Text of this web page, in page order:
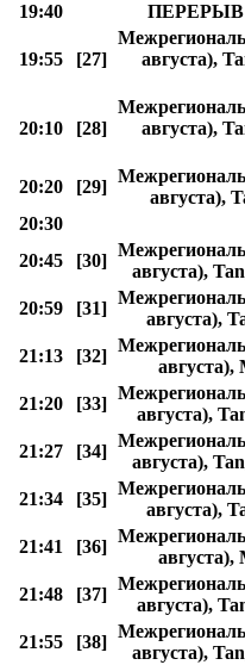
19:40 ПЕРЕРЫВ
19:55 [27]
августа),
20:10 [28]
августа),
20:20
[29]
августа),
20:30
20:45
[30]
августа),
20:59
[31]
августа),
21:13
[32]
августа),
21:20
[33]
августа),
21:27
[34]
августа),
21:34
[35]
августа),
21:41
[36]
августа),
21:48
[37]
августа),
21:55
[38]
августа),